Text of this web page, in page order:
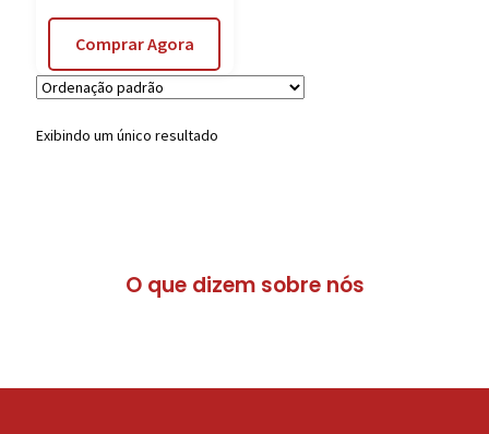
Comprar Agora
Exibindo um único resultado
O que dizem sobre nós